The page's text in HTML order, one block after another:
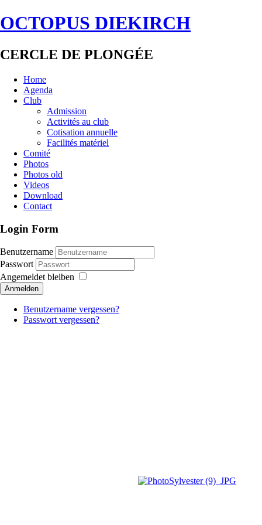
OCTOPUS DIEKIRCH
CERCLE DE PLONGÉE
Home
Agenda
Club
Admission
Activités au club
Cotisation annuelle
Facilités matériel
Comité
Photos
Photos old
Videos
Download
Contact
Login Form
Benutzername
Passwort
Angemeldet bleiben
Anmelden
Benutzername vergessen?
Passwort vergessen?